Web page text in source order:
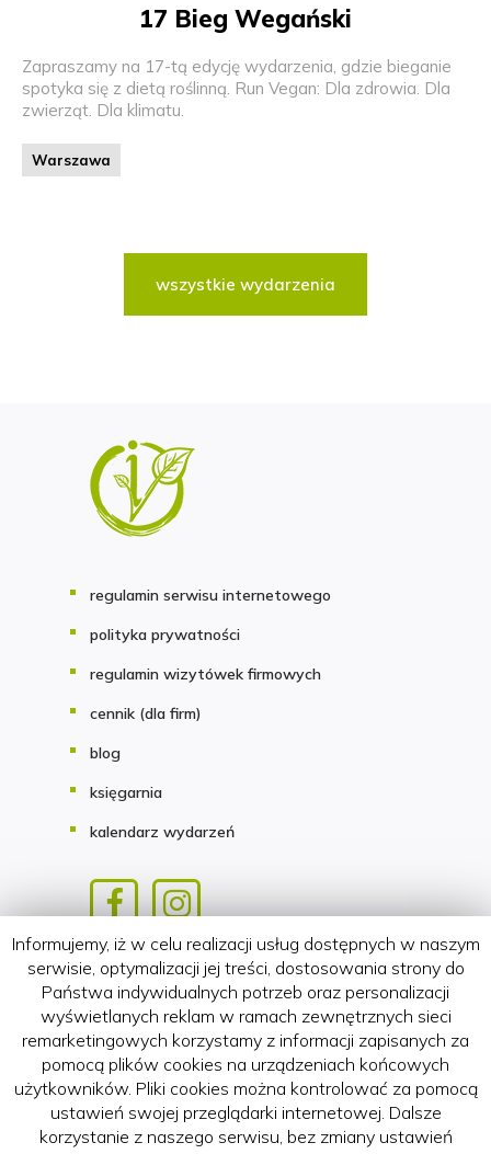
17 Bieg Wegański
Zapraszamy na 17-tą edycję wydarzenia, gdzie bieganie
spotyka się z dietą roślinną. Run Vegan: Dla zdrowia. Dla
zwierząt. Dla klimatu.
Warszawa
wszystkie wydarzenia
regulamin serwisu internetowego
polityka prywatności
regulamin wizytówek firmowych
cennik (dla firm)
blog
księgarnia
kalendarz wydarzeń
Copyright 2018-2026 HATTERIA.PL
Informujemy, iż w celu realizacji usług dostępnych w naszym
serwisie, optymalizacji jej treści, dostosowania strony do
Państwa indywidualnych potrzeb oraz personalizacji
wyświetlanych reklam w ramach zewnętrznych sieci
remarketingowych korzystamy z informacji zapisanych za
pomocą plików cookies na urządzeniach końcowych
użytkowników. Pliki cookies można kontrolować za pomocą
ustawień swojej przeglądarki internetowej. Dalsze
korzystanie z naszego serwisu, bez zmiany ustawień